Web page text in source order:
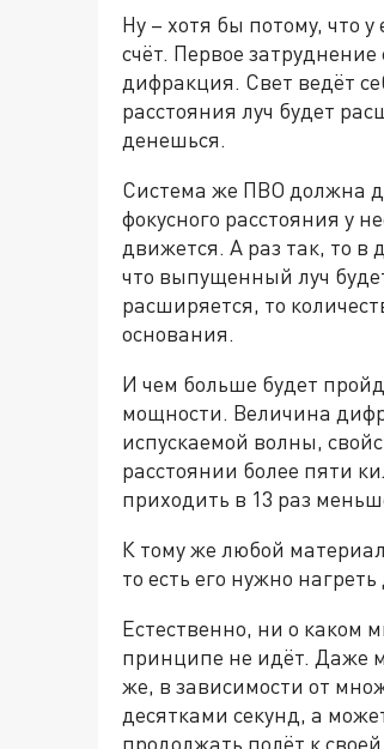
Ну – хотя бы потому, что
счёт. Первое
дифракция. Свет ведёт
расстояния луч будет
денешься.
Система же ПВО должна
фокусного расстояния у
движется. А раз так, то в
что выпущенный луч
расширяется, то
основания.
И чем больше будет
мощности. Величина
испускаемой волны,
расстоянии более пяти
приходить в 13 раз
К тому же любой
то есть его нужно
Естественно, ни о каком
принципе не идёт. Даже
же, в зависимости от
десятками секунд, а
продолжать полёт к своей